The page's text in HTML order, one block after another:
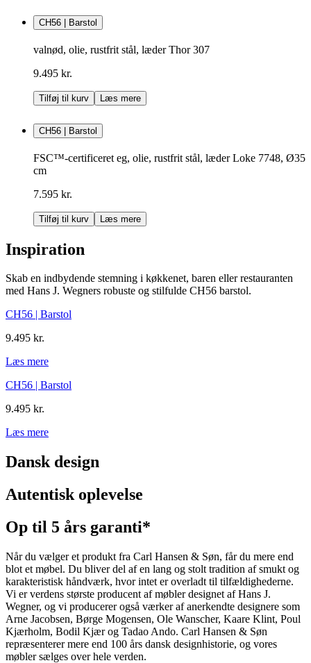
CH56 | Barstol
valnød, olie, rustfrit stål, læder Thor 307
9.495 kr.
Tilføj til kurv Læs mere
CH56 | Barstol
FSC™-certificeret eg, olie, rustfrit stål, læder Loke 7748, Ø35
cm
7.595 kr.
Tilføj til kurv Læs mere
Inspiration
Skab en indbydende stemning i køkkenet, baren eller restauranten
med Hans J. Wegners robuste og stilfulde CH56 barstol.
CH56 | Barstol
9.495 kr.
Læs mere
CH56 | Barstol
9.495 kr.
Læs mere
Dansk design
Autentisk oplevelse
Op til 5 års garanti*
Når du vælger et produkt fra Carl Hansen & Søn, får du mere end
blot et møbel. Du bliver del af en lang og stolt tradition af smukt og
karakteristisk håndværk, hvor intet er overladt til tilfældighederne.
Vi er verdens største producent af møbler designet af Hans J.
Wegner, og vi producerer også værker af anerkendte designere som
Arne Jacobsen, Børge Mogensen, Ole Wanscher, Kaare Klint, Poul
Kjærholm, Bodil Kjær og Tadao Ando. Carl Hansen & Søn
repræsenterer mere end 100 års dansk designhistorie, og vores
møbler sælges over hele verden.